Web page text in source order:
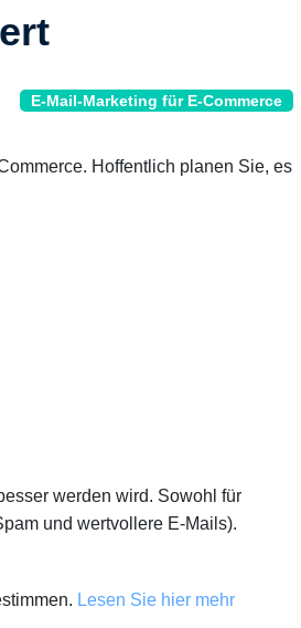
E-Mail-Marketing für E-Commerce
Hoffentlich planen Sie, es
werden wird. Sowohl für
und wertvollere E-Mails).
Lesen Sie hier mehr